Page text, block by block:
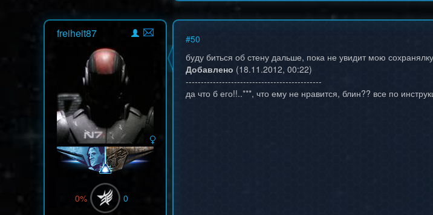
freiheit87
0% 0
#50
буду биться об стену дальше, пока не увидит мою
Добавлено (18.11.2012, 00:22)
---------------------------------------------
да что б его!!..***, что ему не нравится, блин?? все по